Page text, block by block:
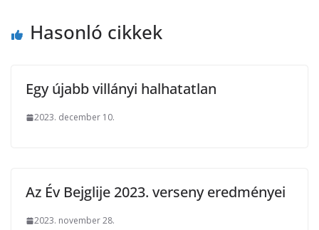
Hasonló cikkek
Egy újabb villányi halhatatlan
2023. december 10.
Az Év Bejglije 2023. verseny eredményei
2023. november 28.